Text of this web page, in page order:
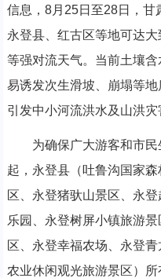
信息，8月25日至28日，甘
永登县、红古区等地可达
等强对流天气。当前土壤
易诱发次生滑坡、崩塌等
引发中小河流洪水及山洪灾
为确保广大游客和市民
起，永登县（吐鲁沟国家
区、永登猪驮山景区、永
乐园、永登树屏小镇旅游
区、永登幸福农场、永登
农业休闲观光旅游景区）所